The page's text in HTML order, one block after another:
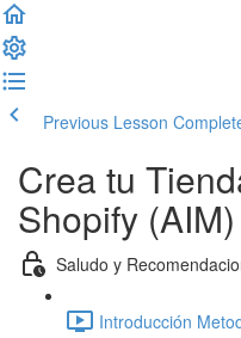
Previous Lesson
Crea tu
Shopify (AIM)
Saludo y
Introducción